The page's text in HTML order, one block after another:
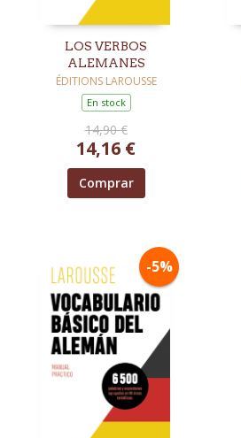
LOS VERBOS
ALEMANES
ÉDITIONS LAROUSSE
En stock
14,90 €
14,16 €
Comprar
-5%